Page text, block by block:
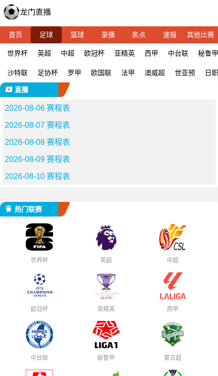
首页 足球 篮球 录播 焦点 速报 其他比赛
世界杯 英超 中超 欧冠杯 亚精英 西甲 中台联 秘鲁甲
沙特联 足协杯 罗甲 欧国联 法甲 澳威超 世亚预 日
直播
2026-08-06 赛程表
2026-08-07 赛程表
2026-08-08 赛程表
2026-08-09 赛程表
2026-08-10 赛程表
热门联赛
世界杯 英超 中超
欧冠杯 亚精英 西甲
中台联 秘鲁甲 蒙古超